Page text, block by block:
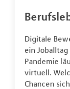
Digitale
ein
Pandemie
virtuell.
Chancen